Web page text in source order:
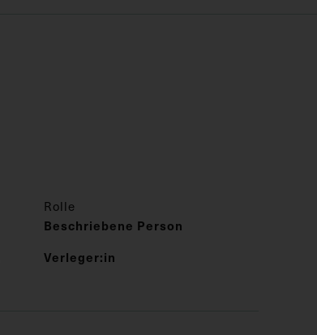
Rolle
Beschriebene Person
Verleger:in